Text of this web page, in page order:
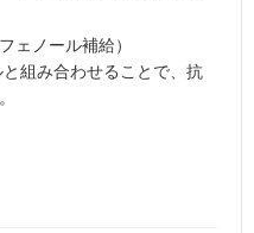
ェノール補給）
組み合わせることで、抗